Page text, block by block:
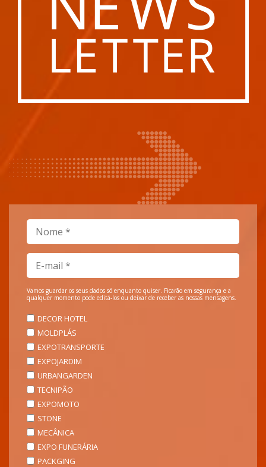
Vamos guardar os seus dados só enquanto quiser. Ficarão em segurança e a
qualquer momento pode editá-los ou deixar de receber as nossas mensagens.
DECOR HOTEL
MOLDPLÁS
EXPOTRANSPORTE
EXPOJARDIM
URBANGARDEN
TECNIPÃO
EXPOMOTO
STONE
MECÂNICA
EXPO FUNERÁRIA
PACKGING